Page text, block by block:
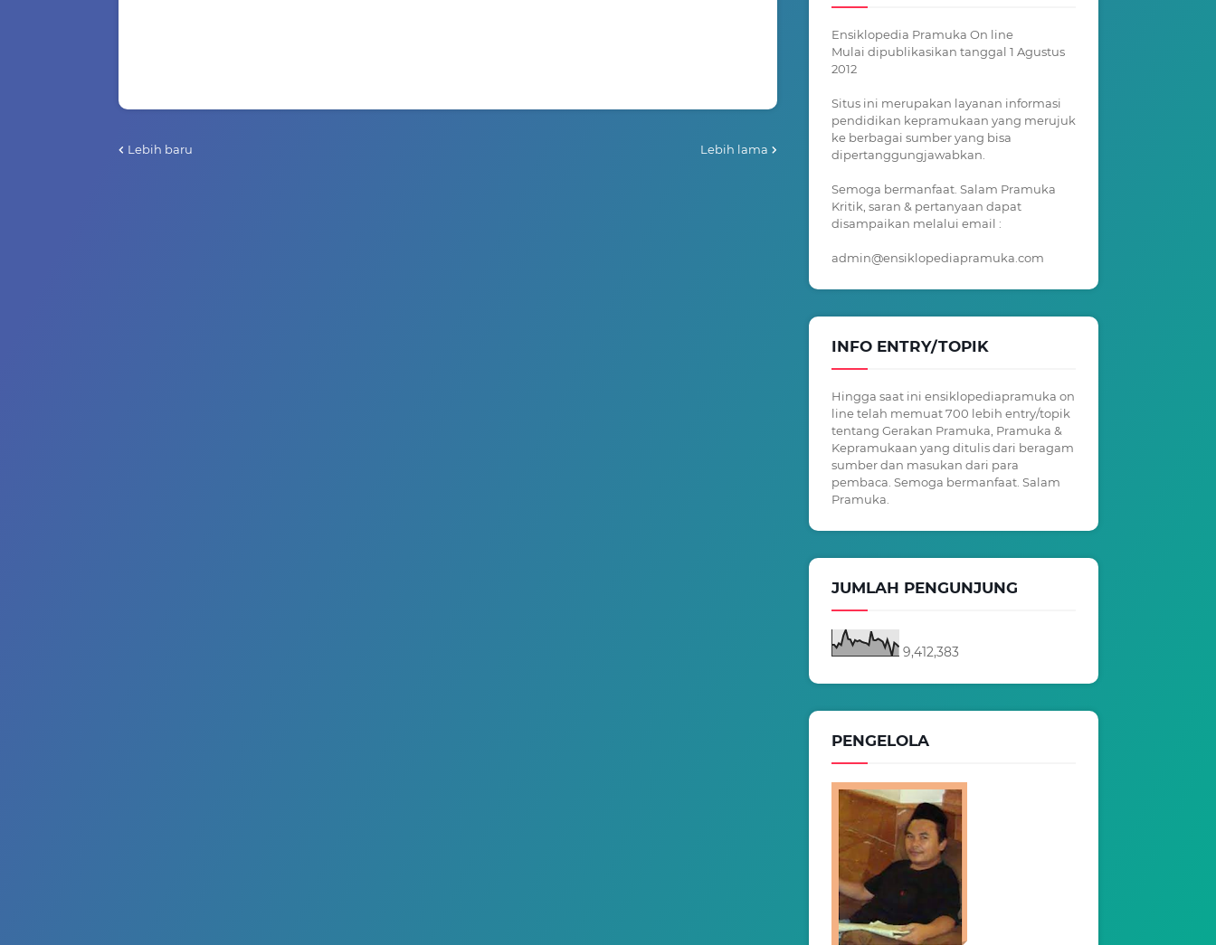
Lebih baru Lebih lama
Ensiklopedia Pramuka On line
Mulai dipublikasikan tanggal 1 Agustus
2012
Situs ini merupakan layanan informasi
pendidikan kepramukaan yang merujuk
ke berbagai sumber yang bisa
dipertanggungjawabkan.
Semoga bermanfaat. Salam Pramuka
Kritik, saran & pertanyaan dapat
disampaikan melalui email :
admin@ensiklopediapramuka.com
INFO ENTRY/TOPIK
Hingga saat ini ensiklopediapramuka on
line telah memuat 700 lebih entry/topik
tentang Gerakan Pramuka, Pramuka &
Kepramukaan yang ditulis dari beragam
sumber dan masukan dari para
pembaca. Semoga bermanfaat. Salam
Pramuka.
JUMLAH PENGUNJUNG
9,412,383
PENGELOLA